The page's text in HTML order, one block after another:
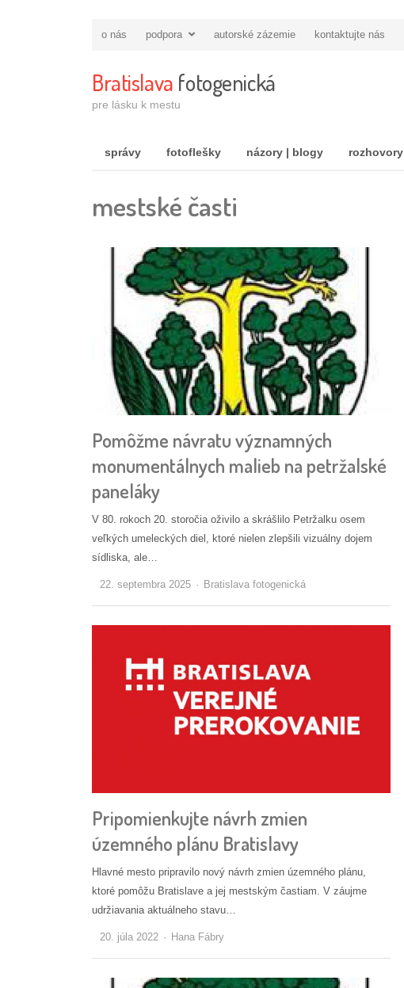
o nás podpora autorské zázemie kontaktujte nás
Bratislava fotogenická
pre lásku k mestu
správy fotoflešky názory | blogy rozhovory
mestské časti
Pomôžme návratu významných
monumentálnych malieb na petržalské
paneláky
V 80. rokoch 20. storočia oživilo a skrášlilo Petržalku osem
veľkých umeleckých diel, ktoré nielen zlepšili vizuálny dojem
sídliska, ale…
22. septembra 2025 Autor/ka
Bratislava fotogenická
Pripomienkujte návrh zmien
územného plánu Bratislavy
Hlavné mesto pripravilo nový návrh zmien územného plánu,
ktoré pomôžu Bratislave a jej mestským častiam. V záujme
udržiavania aktuálneho stavu…
20. júla 2022 Autor/ka
Hana Fábry